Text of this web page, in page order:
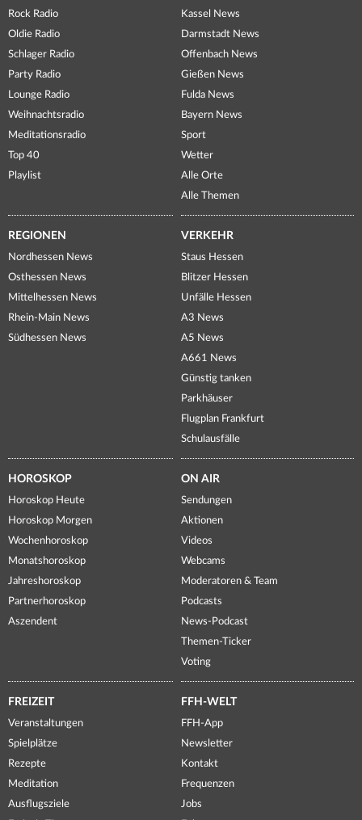
Rock Radio
Oldie Radio
Schlager Radio
Party Radio
Lounge Radio
Weihnachtsradio
Meditationsradio
Top 40
Playlist
Kassel News
Darmstadt News
Offenbach News
Gießen News
Fulda News
Bayern News
Sport
Wetter
Alle Orte
Alle Themen
REGIONEN
Nordhessen News
Osthessen News
Mittelhessen News
Rhein-Main News
Südhessen News
VERKEHR
Staus Hessen
Blitzer Hessen
Unfälle Hessen
A3 News
A5 News
A661 News
Günstig tanken
Parkhäuser
Flugplan Frankfurt
Schulausfälle
HOROSKOP
Horoskop Heute
Horoskop Morgen
Wochenhoroskop
Monatshoroskop
Jahreshoroskop
Partnerhoroskop
Aszendent
ON AIR
Sendungen
Aktionen
Videos
Webcams
Moderatoren & Team
Podcasts
News-Podcast
Themen-Ticker
Voting
FREIZEIT
Veranstaltungen
Spielplätze
Rezepte
Meditation
Ausflugsziele
FFH-WELT
FFH-App
Newsletter
Kontakt
Frequenzen
Jobs